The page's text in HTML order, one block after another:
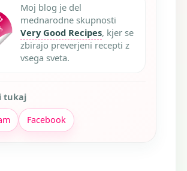
Moj blog je del
mednarodne skupnosti
Very Good Recipes, kjer se
zbirajo preverjeni recepti z
vsega sveta.
tukaj
Facebook